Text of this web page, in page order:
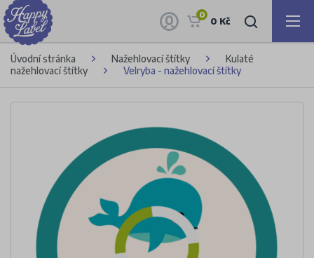
0
0 Kč
Úvodní stránka Nažehlovací štítky
Kulaté
nažehlovací štítky
Velryba - nažehlovací štítky